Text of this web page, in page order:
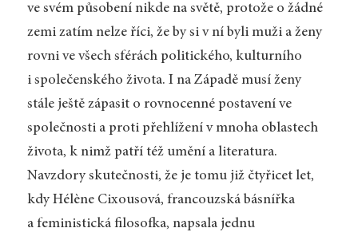
ve svém působení nikde na světě, protože o žádné
zemi zatím nelze říci, že by si v ní byli muži a ženy
rovni ve všech sférách politického, kulturního
i společenského života. I na Západě musí ženy
stále ještě zápasit o rovnocenné postavení ve
společnosti a proti přehlížení v mnoha oblastech
života, k nimž patří též umění a literatura.
Navzdory skutečnosti, že je tomu již čtyřicet let,
kdy Hélène Cixousová, francouzská básnířka
a feministická filosofka, napsala jednu